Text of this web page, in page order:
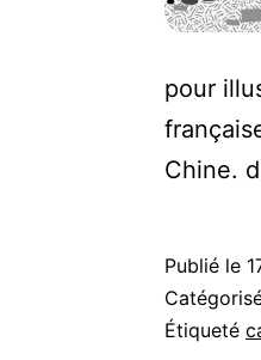
pour
Chine.
Publié le
Étiqueté